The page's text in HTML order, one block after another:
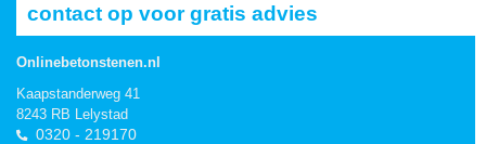
contact op voor gratis advies
Onlinebetonstenen.nl
Kaapstanderweg 41
8243 RB Lelystad
0320 - 219170